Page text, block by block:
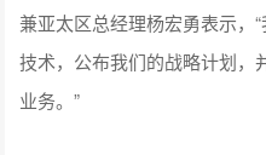
兼亚太区总经理杨宏勇表示，
技术，公布我们的战略计划，
业务。”